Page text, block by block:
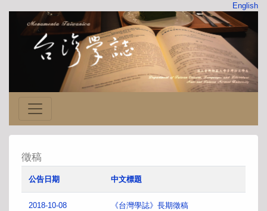
English
徵稿
公告日期 中文標題
2018-10-08 《台灣學誌》長期徵稿